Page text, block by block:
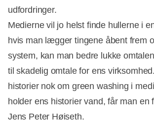
udfordringer.
Medierne vil jo helst finde hullerne i
hvis man lægger tingene åbent frem
system, kan man bedre lukke
til skadelig omtale for ens
historier nok om green washing i
holder ens historier vand, får man en
Jens Peter Høiseth.